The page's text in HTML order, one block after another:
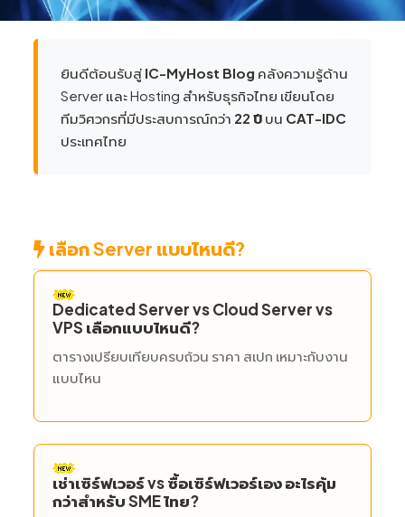
ยินดีต้อนรับสู่ IC-MyHost Blog คลังความรู้ด้าน
Server และ Hosting สำหรับธุรกิจไทย เขียนโดย
ทีมวิศวกรที่มีประสบการณ์กว่า 22 ปี บน CAT-IDC
ประเทศไทย
เลือก Server แบบไหนดี?
Dedicated Server vs Cloud Server vs
VPS เลือกแบบไหนดี?
ตารางเปรียบเทียบครบถ้วน ราคา สเปก เหมาะกับงาน
แบบไหน
เช่าเซิร์ฟเวอร์ vs ซื้อเซิร์ฟเวอร์เอง อะไรคุ้ม
กว่าสำหรับ SME ไทย?